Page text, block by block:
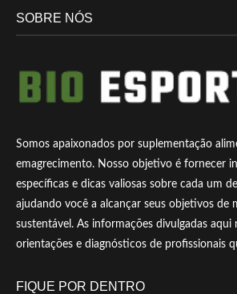
SOBRE NÓS
Somos apaixonados por suplementação
emagrecimento. Nosso objetivo é fornecer
específicas e dicas valiosas sobre cada um
ajudando você a alcançar seus objetivos de
sustentável. As informações divulgadas
orientações e diagnósticos de profissionais
FIQUE POR DENTRO